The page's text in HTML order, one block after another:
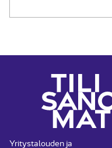
Yritystalouden ja